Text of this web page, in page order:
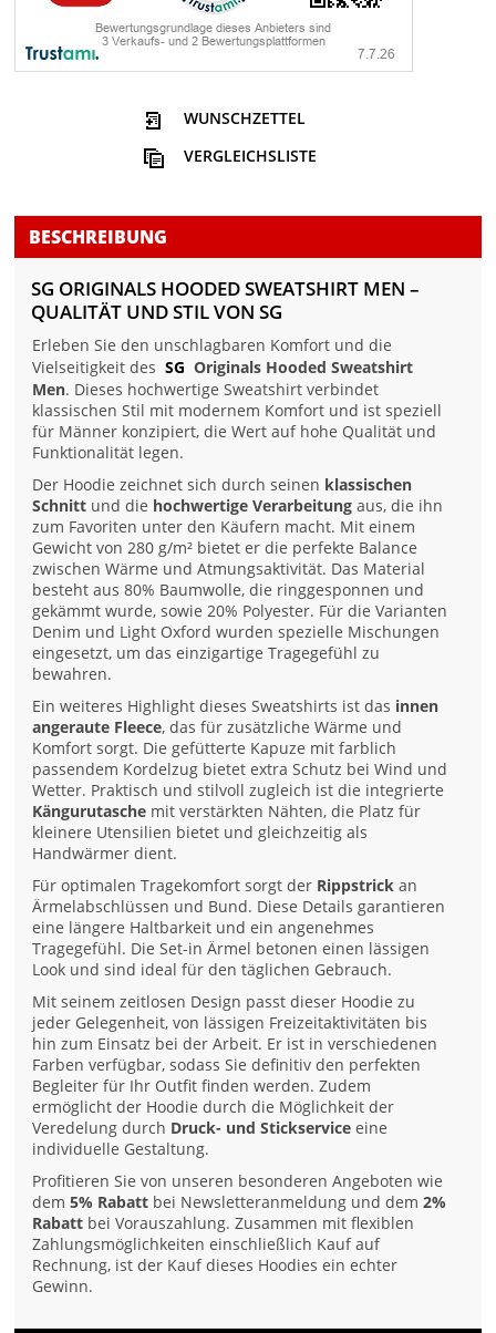
WUNSCHZETTEL
VERGLEICHSLISTE
BESCHREIBUNG
SG ORIGINALS HOODED SWEATSHIRT MEN –
QUALITÄT UND STIL VON SG
Erleben Sie den unschlagbaren Komfort und die
Vielseitigkeit des SG Originals Hooded Sweatshirt
Men. Dieses hochwertige Sweatshirt verbindet
klassischen Stil mit modernem Komfort und ist speziell
für Männer konzipiert, die Wert auf hohe Qualität und
Funktionalität legen.
Der Hoodie zeichnet sich durch seinen klassischen
Schnitt und die hochwertige Verarbeitung aus, die ihn
zum Favoriten unter den Käufern macht. Mit einem
Gewicht von 280 g/m² bietet er die perfekte Balance
zwischen Wärme und Atmungsaktivität. Das Material
besteht aus 80% Baumwolle, die ringgesponnen und
gekämmt wurde, sowie 20% Polyester. Für die Varianten
Denim und Light Oxford wurden spezielle Mischungen
eingesetzt, um das einzigartige Tragegefühl zu
bewahren.
Ein weiteres Highlight dieses Sweatshirts ist das innen
angeraute Fleece, das für zusätzliche Wärme und
Komfort sorgt. Die gefütterte Kapuze mit farblich
passendem Kordelzug bietet extra Schutz bei Wind und
Wetter. Praktisch und stilvoll zugleich ist die integrierte
Kängurutasche mit verstärkten Nähten, die Platz für
kleinere Utensilien bietet und gleichzeitig als
Handwärmer dient.
Für optimalen Tragekomfort sorgt der Rippstrick an
Ärmelabschlüssen und Bund. Diese Details garantieren
eine längere Haltbarkeit und ein angenehmes
Tragegefühl. Die Set-in Ärmel betonen einen lässigen
Look und sind ideal für den täglichen Gebrauch.
Mit seinem zeitlosen Design passt dieser Hoodie zu
jeder Gelegenheit, von lässigen Freizeitaktivitäten bis
hin zum Einsatz bei der Arbeit. Er ist in verschiedenen
Farben verfügbar, sodass Sie definitiv den perfekten
Begleiter für Ihr Outfit finden werden. Zudem
ermöglicht der Hoodie durch die Möglichkeit der
Veredelung durch Druck- und Stickservice eine
individuelle Gestaltung.
Profitieren Sie von unseren besonderen Angeboten wie
dem5% Rabatt bei Newsletteranmeldung und dem2%
Rabatt bei Vorauszahlung. Zusammen mit flexiblen
Zahlungsmöglichkeiten einschließlich Kauf auf
Rechnung, ist der Kauf dieses Hoodies ein echter
Gewinn.